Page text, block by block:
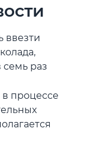
ввезти
семь раз
процессе